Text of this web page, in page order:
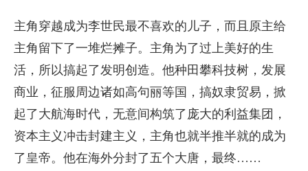
主角穿越成为李世民最不喜欢的儿子，而且原主给
主角留下了一堆烂摊子。主角为了过上美好的生
活，所以搞起了发明创造。他种田攀科技树，发展
商业，征服周边诸如高句丽等国，搞奴隶贸易，掀
起了大航海时代，无意间构筑了庞大的利益集团，
资本主义冲击封建主义，主角也就半推半就的成为
了皇帝。他在海外分封了五个大唐，最终……